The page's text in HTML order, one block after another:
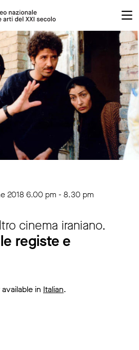
20186.00 pm - 8.30 pm
cinema iraniano.
registe e
in Italian.